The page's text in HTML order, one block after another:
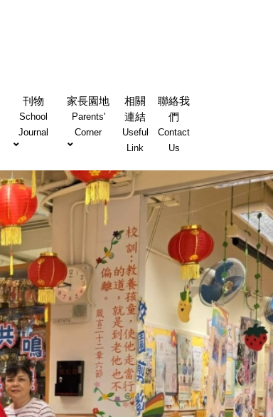
刊物
School
Journal
家長園地
Parents'
Corner
相關
連結
Useful
Link
聯絡我
們
Contact
Us